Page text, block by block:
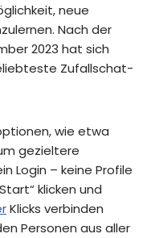
neue
Nach der
2023 hat sich
Zufallschat-
wie etwa
gezieltere
Login – keine Profile
klicken und
Klicks verbinden
Personen aus aller